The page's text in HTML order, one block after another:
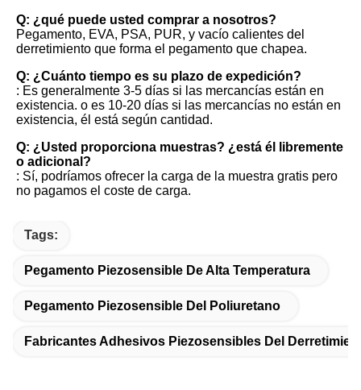
Q: ¿qué puede usted comprar a nosotros?
Pegamento, EVA, PSA, PUR, y vacío calientes del
derretimiento que forma el pegamento que chapea.
Q: ¿Cuánto tiempo es su plazo de expedición?
: Es generalmente 3-5 días si las mercancías están en
existencia. o es 10-20 días si las mercancías no están en
existencia, él está según cantidad.
Q: ¿Usted proporciona muestras? ¿está él libremente
o adicional?
: Sí, podríamos ofrecer la carga de la muestra gratis pero
no pagamos el coste de carga.
Tags:
Pegamento Piezosensible De Alta Temperatura
Pegamento Piezosensible Del Poliuretano
Fabricantes Adhesivos Piezosensibles Del